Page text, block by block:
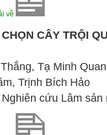
về
CÂY TRỘI
Tạ Minh
Trịnh Bích Hảo
cứu Lâm sản